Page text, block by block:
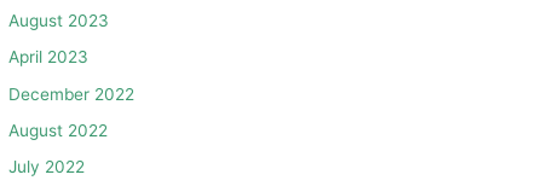
August 2023
April 2023
December 2022
August 2022
July 2022